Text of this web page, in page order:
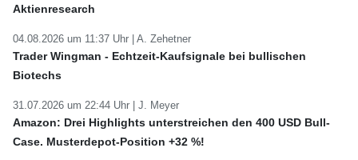
Aktienresearch
04.08.2026 um 11:37 Uhr | A. Zehetner
Trader Wingman - Echtzeit-Kaufsignale bei bullischen
Biotechs
31.07.2026 um 22:44 Uhr | J. Meyer
Amazon: Drei Highlights unterstreichen den 400 USD Bull-
Case. Musterdepot-Position +32 %!